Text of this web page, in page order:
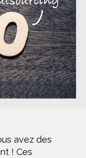
avez des
! Ces